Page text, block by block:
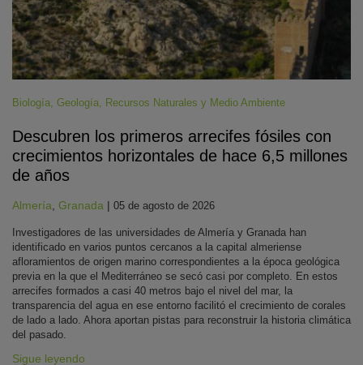
Biología Geología Recursos Naturales y Medio Ambiente
Descubren los primeros arrecifes fósiles con
crecimientos horizontales de hace 6,5 millones
de años
Almería Granada | 05 de agosto de 2026
Investigadores de las universidades de Almería y Granada han
identificado en varios puntos cercanos a la capital almeriense
afloramientos de origen marino correspondientes a la época geológica
previa en la que el Mediterráneo se secó casi por completo. En estos
arrecifes formados a casi 40 metros bajo el nivel del mar, la
transparencia del agua en ese entorno facilitó el crecimiento de corales
de lado a lado. Ahora aportan pistas para reconstruir la historia climática
del pasado.
Sigue leyendo